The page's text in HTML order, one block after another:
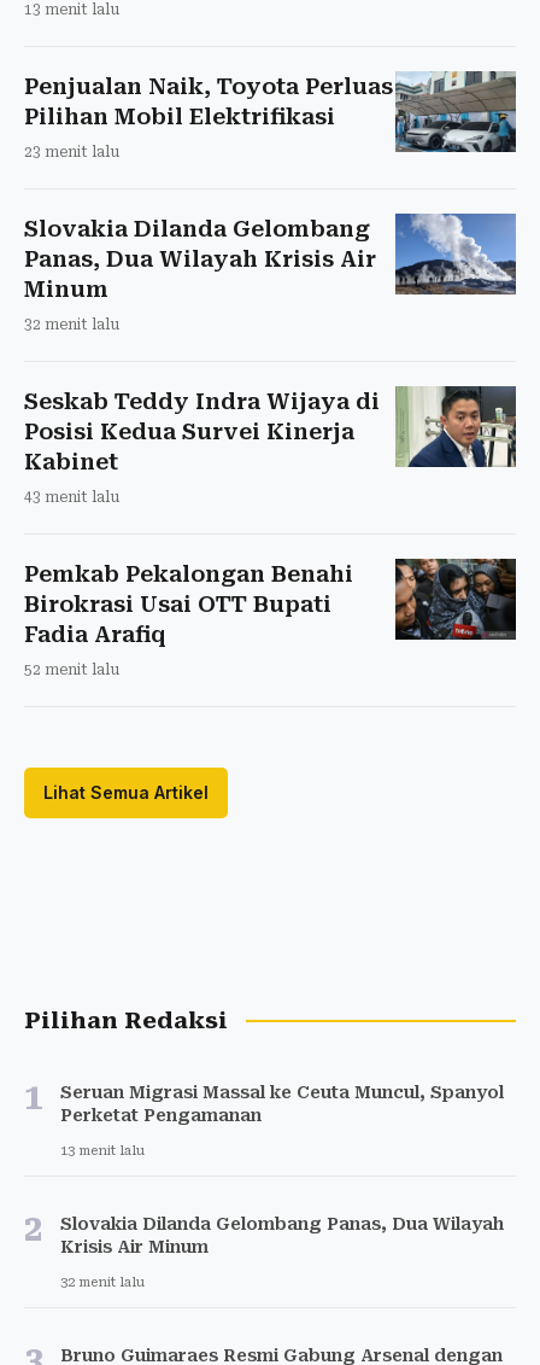
13 menit lalu
Penjualan Naik, Toyota Perluas
Pilihan Mobil Elektrifikasi
23 menit lalu
Slovakia Dilanda Gelombang
Panas, Dua Wilayah Krisis Air
Minum
32 menit lalu
Seskab Teddy Indra Wijaya di
Posisi Kedua Survei Kinerja
Kabinet
43 menit lalu
Pemkab Pekalongan Benahi
Birokrasi Usai OTT Bupati
Fadia Arafiq
52 menit lalu
Lihat Semua Artikel
Pilihan Redaksi
1
Seruan Migrasi Massal ke Ceuta Muncul, Spanyol
Perketat Pengamanan
13 menit lalu
2
Slovakia Dilanda Gelombang Panas, Dua Wilayah
Krisis Air Minum
32 menit lalu
Bruno Guimaraes Resmi Gabung Arsenal dengan